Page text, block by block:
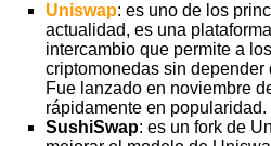
Uniswap: es uno de los
actualidad, es una
intercambio que permite a
criptomonedas sin depender
Fue lanzado en noviembre
rápidamente en popularidad.
SushiSwap: es un fork de